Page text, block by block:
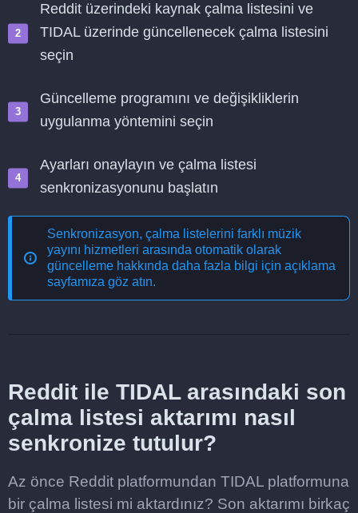
Reddit üzerindeki kaynak çalma listesini ve
TIDAL üzerinde güncellenecek çalma listesini
seçin
Güncelleme programını ve değişikliklerin
uygulanma yöntemini seçin
Ayarları onaylayın ve çalma listesi
senkronizasyonunu başlatın
Senkronizasyon, çalma listelerini farklı müzik
yayını hizmetleri arasında otomatik olarak
güncelleme hakkında daha fazla bilgi için açıklama
sayfamıza göz atın.
Reddit ile TIDAL arasındaki son
çalma listesi aktarımı nasıl
senkronize tutulur?
Az önce Reddit platformundan TIDAL platformuna
bir çalma listesi mi aktardınız? Son aktarımı birkaç